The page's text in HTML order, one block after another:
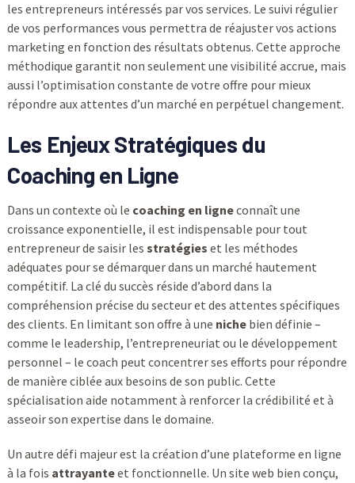
les entrepreneurs intéressés par vos services. Le suivi régulier
de vos performances vous permettra de réajuster vos actions
marketing en fonction des résultats obtenus. Cette approche
méthodique garantit non seulement une visibilité accrue, mais
aussi l’optimisation constante de votre offre pour mieux
répondre aux attentes d’un marché en perpétuel changement.
Les Enjeux Stratégiques du
Coaching en Ligne
Dans un contexte où le coaching en ligneconnaît une
croissance exponentielle, il est indispensable pour tout
entrepreneur de saisir les stratégies et les méthodes
adéquates pour se démarquer dans un marché hautement
compétitif. La clé du succès réside d’abord dans la
compréhension précise du secteur et des attentes spécifiques
des clients. En limitant son offre à une nichebien définie –
comme le leadership, l’entrepreneuriat ou le développement
personnel – le coach peut concentrer ses efforts pour répondre
de manière ciblée aux besoins de son public. Cette
spécialisation aide notamment à renforcer la crédibilité et à
asseoir son expertise dans le domaine.
Un autre défi majeur est la création d’une plateforme en ligne
à la fois attrayanteet fonctionnelle. Un site web bien conçu,